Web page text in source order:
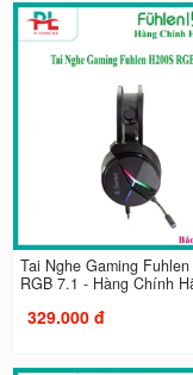
Tai Nghe Gaming
RGB 7.1 - Hàng Chính
329.000 đ